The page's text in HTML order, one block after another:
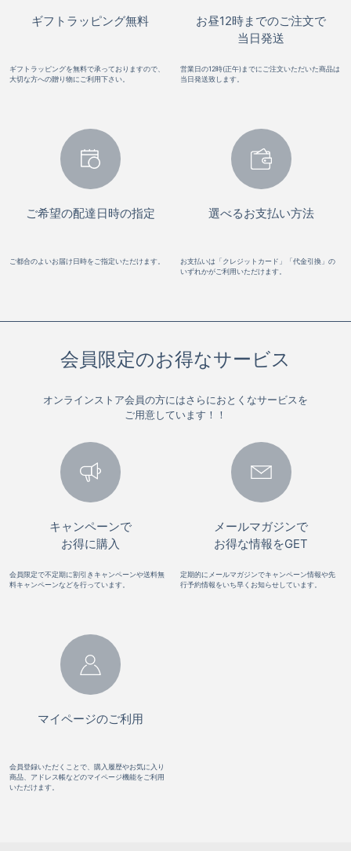
ギフトラッピング無料
ギフトラッピングを無料で承っておりますので、
大切な方への贈り物にご利用下さい。
お昼12時までのご注文で
当日発送
営業日の12時(正午)までにご注文いただいた商品は
当日発送致します。
ご希望の配達日時の指定
ご都合のよいお届け日時をご指定いただけます。
選べるお支払い方法
お支払いは「クレジットカード」「代金引換」の
いずれかがご利用いただけます。
会員限定のお得なサービス
オンラインストア会員の方にはさらにおとくなサービスを
ご用意しています！！
キャンペーンで
お得に購入
会員限定で不定期に割引きキャンペーンや送料無
料キャンペーンなどを行っています。
メールマガジンで
お得な情報をGET
定期的にメールマガジンでキャンペーン情報や先
行予約情報をいち早くお知らせしています。
マイページのご利用
会員登録いただくことで、購入履歴やお気に入り
商品、アドレス帳などのマイページ機能をご利用
いただけます。